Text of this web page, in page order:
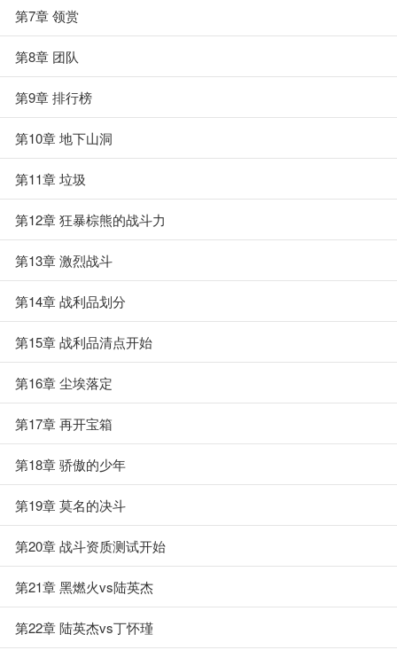
第7章 领赏
第8章 团队
第9章 排行榜
第10章 地下山洞
第11章 垃圾
第12章 狂暴棕熊的战斗力
第13章 激烈战斗
第14章 战利品划分
第15章 战利品清点开始
第16章 尘埃落定
第17章 再开宝箱
第18章 骄傲的少年
第19章 莫名的决斗
第20章 战斗资质测试开始
第21章 黑燃火vs陆英杰
第22章 陆英杰vs丁怀瑾